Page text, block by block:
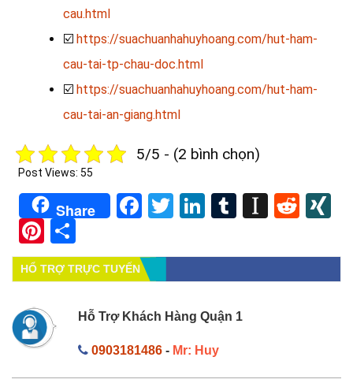
cau.html
☑️ https://suachuanhahuyhoang.com/hut-ham-
cau-tai-tp-chau-doc.html
☑️ https://suachuanhahuyhoang.com/hut-ham-
cau-tai-an-giang.html
5/5 - (2 bình chọn)
Post Views: 55
Share Facebook
TwitterLinkedIn
Tumblr
Pinterest
HỔ TRỢ TRỰC TUYẾN
Hỗ Trợ Khách Hàng Quận 1
0903181486- Mr: Huy